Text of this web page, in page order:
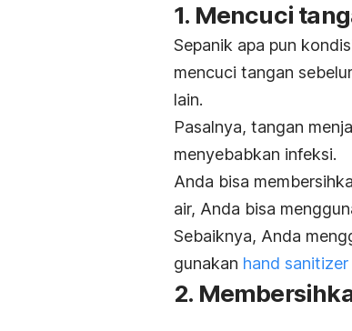
1. Mencuci
Sepanik apa pun
mencuci tangan
lain.
Pasalnya, tangan
menyebabkan infeksi.
Anda bisa
air, Anda bisa
Sebaiknya, Anda
gunakan hand sanitizer
2.